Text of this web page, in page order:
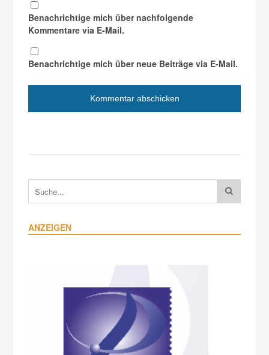
Benachrichtige mich über nachfolgende
Kommentare via E-Mail.
Benachrichtige mich über neue Beiträge via E-Mail.
ANZEIGEN